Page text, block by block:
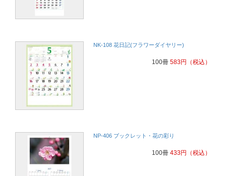
NK-108 花日記(フラワーダイヤリー)
100冊 583円 （税込）
NP-406 ブックレット・花の彩り
100冊 433円 （税込）